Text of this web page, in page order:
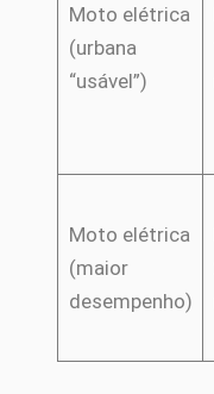
Moto elétrica
(urbana
“usável”)
Moto elétrica
(maior
desempenho)